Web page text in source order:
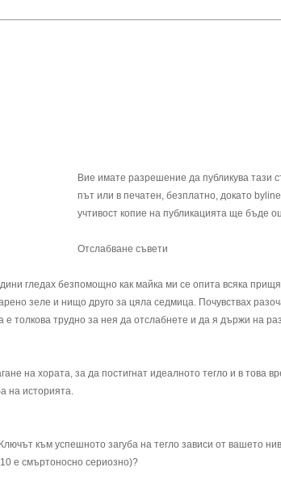
Вие имате разрешение да публикува тази
път или в печатен, безплатно, докато
учтивост копие на публикацията ще бъде
Отслабване съвети
гледах безпомощно как майка ми се опита всяка
зеле и нищо друго за цяла седмица. Почувствах
толкова трудно за нея да отслабнете и да я държи на
на хората, за да постигнат идеалното тегло и в това
на историята.
към успешното загуба на тегло зависи от вашето
е смъртоносно сериозно)?